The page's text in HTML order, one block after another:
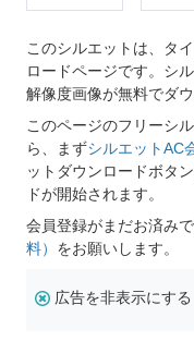
このシルエットは、タ
ロードページです。シ
解像度画像が無料でダ
このページのフリーシ
ら、まずシルエットAC
ットダウンロードボタ
ドが開始されます。
会員登録がまだお済みで
料） をお願いします。
広告を非表示にする